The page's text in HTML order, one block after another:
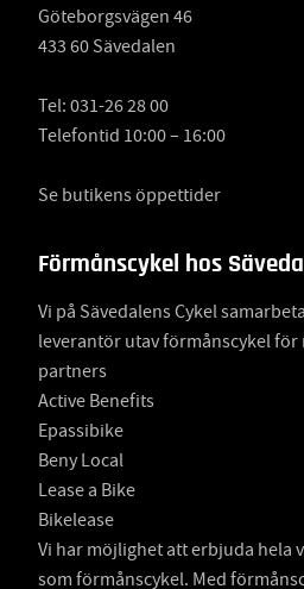
Göteborgsvägen 46
433 60 Sävedalen
Tel: 031-26 28 00
Telefontid 10:00 – 16:00
Se butikens öppettider
Förmånscykel hos
Vi på Sävedalens Cykel
leverantör utav förmånscykel
partners
Active Benefits
Epassibike
Beny Local
Lease a Bike
Bikelease
Vi har möjlighet att erbjuda hela
som förmånscykel. Med